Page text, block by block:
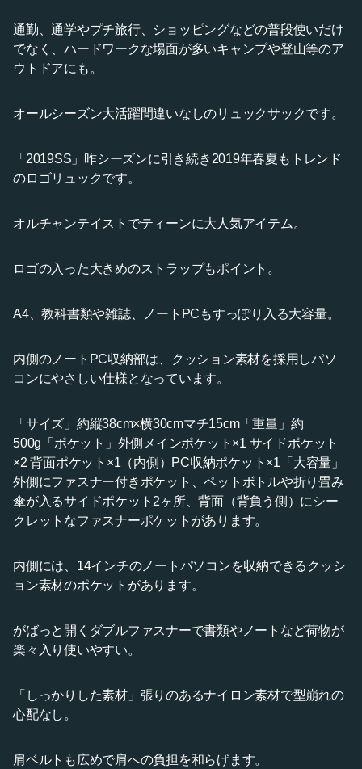
通勤、通学やプチ旅行、ショッピングなどの普段使いだけ
でなく、ハードワークな場面が多いキャンプや登山等のア
ウトドアにも。
オールシーズン大活躍間違いなしのリュックサックです。
「2019SS」昨シーズンに引き続き2019年春夏もトレンド
のロゴリュックです。
オルチャンテイストでティーンに大人気アイテム。
ロゴの入った大きめのストラップもポイント。
A4、教科書類や雑誌、ノートPCもすっぽり入る大容量。
内側のノートPC収納部は、クッション素材を採用しパソ
コンにやさしい仕様となっています。
「サイズ」約縦38cm×横30cmマチ15cm「重量」約
500g「ポケット」外側メインポケット×1 サイドポケット
×2 背面ポケット×1（内側）PC収納ポケット×1「大容量」
外側にファスナー付きポケット、ペットボトルや折り畳み
傘が入るサイドポケット2ヶ所、背面（背負う側）にシー
クレットなファスナーポケットがあります。
内側には、14インチのノートパソコンを収納できるクッシ
ョン素材のポケットがあります。
がばっと開くダブルファスナーで書類やノートなど荷物が
楽々入り使いやすい。
「しっかりした素材」張りのあるナイロン素材で型崩れの
心配なし。
肩ベルトも広めで肩への負担を和らげます。